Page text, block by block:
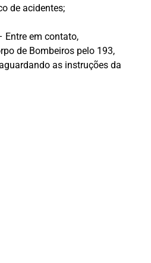
de acidentes;
Entre em contato,
de Bombeiros pelo 193,
as instruções da